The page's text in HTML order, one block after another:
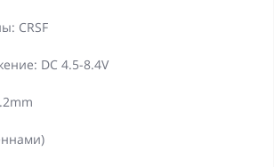
CRSF
DC 4.5-8.4V